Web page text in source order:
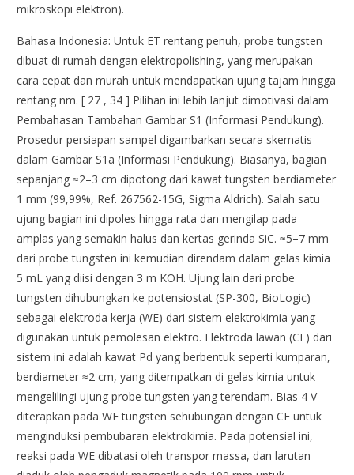
mikroskopi elektron).
Bahasa Indonesia: Untuk ET rentang penuh, probe tungsten
dibuat di rumah dengan elektropolishing, yang merupakan
cara cepat dan murah untuk mendapatkan ujung tajam hingga
rentang nm. [ 27 , 34 ] Pilihan ini lebih lanjut dimotivasi dalam
Pembahasan Tambahan Gambar S1 (Informasi Pendukung).
Prosedur persiapan sampel digambarkan secara skematis
dalam Gambar S1a (Informasi Pendukung). Biasanya, bagian
sepanjang ≈2–3 cm dipotong dari kawat tungsten berdiameter
1 mm (99,99%, Ref. 267562-15G, Sigma Aldrich). Salah satu
ujung bagian ini dipoles hingga rata dan mengilap pada
amplas yang semakin halus dan kertas gerinda SiC. ≈5–7 mm
dari probe tungsten ini kemudian direndam dalam gelas kimia
5 mL yang diisi dengan 3 m KOH. Ujung lain dari probe
tungsten dihubungkan ke potensiostat (SP-300, BioLogic)
sebagai elektroda kerja (WE) dari sistem elektrokimia yang
digunakan untuk pemolesan elektro. Elektroda lawan (CE) dari
sistem ini adalah kawat Pd yang berbentuk seperti kumparan,
berdiameter ≈2 cm, yang ditempatkan di gelas kimia untuk
mengelilingi ujung probe tungsten yang terendam. Bias 4 V
diterapkan pada WE tungsten sehubungan dengan CE untuk
menginduksi pembubaran elektrokimia. Pada potensial ini,
reaksi pada WE dibatasi oleh transpor massa, dan larutan